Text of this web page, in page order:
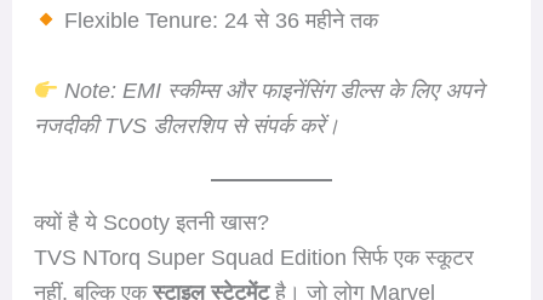
Flexible Tenure: 24 से 36 महीने तक
Note: EMI स्कीम्स और फाइनेंसिंग डील्स के लिए अपने
नजदीकी TVS डीलरशिप से संपर्क करें।
क्यों है ये Scooty इतनी खास?
TVS NTorq Super Squad Edition सिर्फ एक स्कूटर
नहीं, बल्कि एकस्टाइल स्टेटमेंटहै। जो लोग Marvel